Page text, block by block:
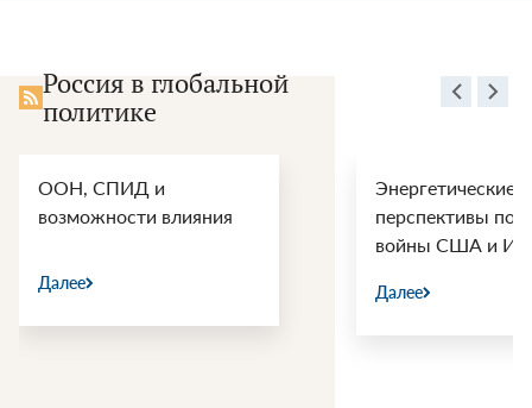
Россия в глобальной
политике
ООН, СПИД и
возможности влияния
Далее
Энергетические
перспективы
войны США и
Далее